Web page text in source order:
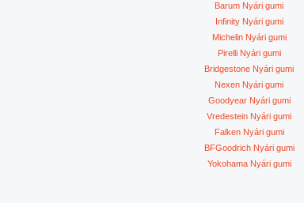
Barum Nyári gumi
Infinity Nyári gumi
Michelin Nyári gumi
Pirelli Nyári gumi
Bridgestone Nyári gumi
Nexen Nyári gumi
Goodyear Nyári gumi
Vredestein Nyári gumi
Falken Nyári gumi
BFGoodrich Nyári gumi
Yokohama Nyári gumi